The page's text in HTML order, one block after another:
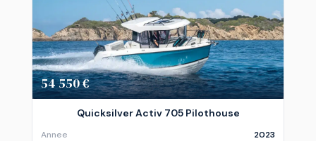
54 550 €
Quicksilver Activ 705 Pilothouse
Annee
2023